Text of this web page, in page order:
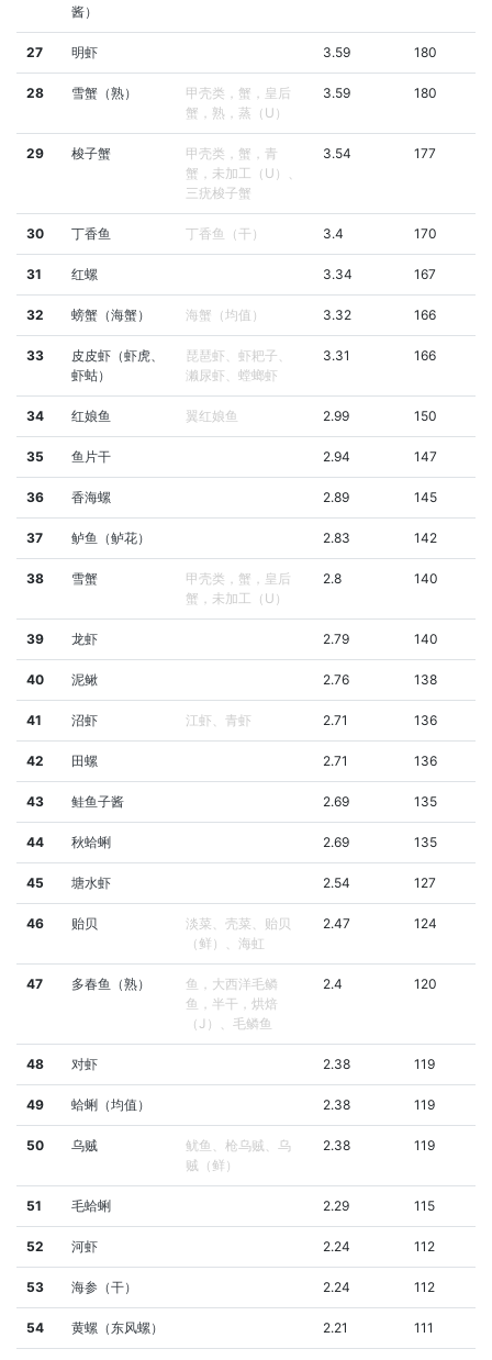
酱）
27 明虾 3.59 180
28 雪蟹（熟）
甲壳类，蟹，皇后
蟹，熟，蒸（U）
3.59 180
29 梭子蟹
甲壳类，蟹，青
蟹，未加工（U）、
三疣梭子蟹
3.54 177
30 丁香鱼 丁香鱼（干） 3.4 170
31 红螺 3.34 167
32 螃蟹（海蟹） 海蟹（均值） 3.32 166
33
皮皮虾（虾虎、
虾蛄）
琵琶虾、虾耙子、
濑尿虾、螳螂虾
3.31 166
34 红娘鱼 翼红娘鱼 2.99 150
35 鱼片干 2.94 147
36 香海螺 2.89 145
37 鲈鱼（鲈花） 2.83 142
38 雪蟹
甲壳类，蟹，皇后
蟹，未加工（U）
2.8 140
39 龙虾 2.79 140
40 泥鳅 2.76 138
41 沼虾 江虾、青虾 2.71 136
42 田螺 2.71 136
43 鲑鱼子酱 2.69 135
44 秋蛤蜊 2.69 135
45 塘水虾 2.54 127
46 贻贝
淡菜、壳菜、贻贝
（鲜）、海虹
2.47 124
47 多春鱼（熟）
鱼，大西洋毛鳞
鱼，半干，烘焙
（J）、毛鳞鱼
2.4 120
48 对虾 2.38 119
49 蛤蜊（均值） 2.38 119
50 乌贼
鱿鱼、枪乌贼、乌
贼（鲜）
2.38 119
51 毛蛤蜊 2.29 115
52 河虾 2.24 112
53 海参（干） 2.24 112
54 黄螺（东风螺） 2.21 111